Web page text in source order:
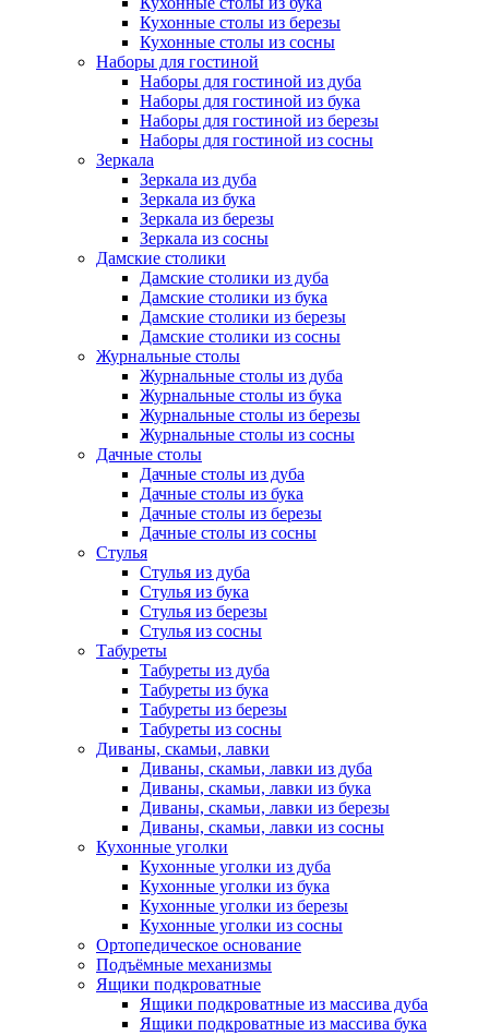
Кухонные столы из березы
Кухонные столы из сосны
Наборы для гостиной
Наборы для гостиной из дуба
Наборы для гостиной из бука
Наборы для гостиной из березы
Наборы для гостиной из сосны
Зеркала
Зеркала из дуба
Зеркала из бука
Зеркала из березы
Зеркала из сосны
Дамские столики
Дамские столики из дуба
Дамские столики из бука
Дамские столики из березы
Дамские столики из сосны
Журнальные столы
Журнальные столы из дуба
Журнальные столы из бука
Журнальные столы из березы
Журнальные столы из сосны
Дачные столы
Дачные столы из дуба
Дачные столы из бука
Дачные столы из березы
Дачные столы из сосны
Стулья
Стулья из дуба
Стулья из бука
Стулья из березы
Стулья из сосны
Табуреты
Табуреты из дуба
Табуреты из бука
Табуреты из березы
Табуреты из сосны
Диваны, скамьи, лавки
Диваны, скамьи, лавки из дуба
Диваны, скамьи, лавки из бука
Диваны, скамьи, лавки из березы
Диваны, скамьи, лавки из сосны
Кухонные уголки
Кухонные уголки из дуба
Кухонные уголки из бука
Кухонные уголки из березы
Кухонные уголки из сосны
Ортопедическое основание
Подъёмные механизмы
Ящики подкроватные
Ящики подкроватные из массива дуба
Ящики подкроватные из массива бука